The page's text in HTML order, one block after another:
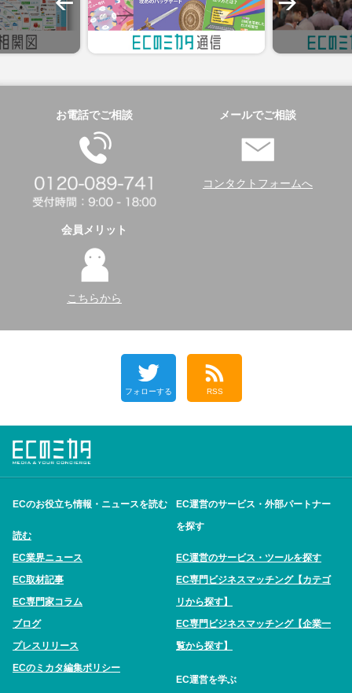
お電話でご相談 メールでご相談
コンタクトフォームへ
会員メリット
こちらから
フォローする RSS
ECのお役立ち情報・ニュースを読む
読む
EC業界ニュース
EC取材記事
EC専門家コラム
ブログ
プレスリリース
ECのミカタ編集ポリシー
EC運営のサービス・外部パートナー
を探す
EC運営のサービス・ツールを探す
EC専門ビジネスマッチング【カテゴ
リから探す】
EC専門ビジネスマッチング【企業一
覧から探す】
EC運営を学ぶ